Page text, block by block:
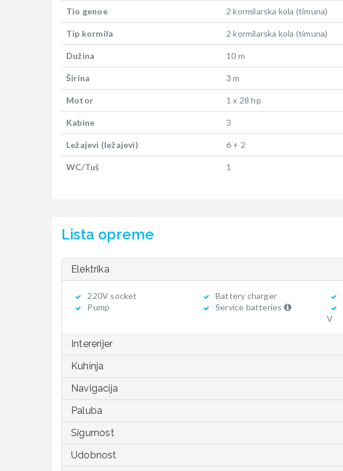
Tio genoe 2 kormilarska kola (timuna)
Tip kormila 2 kormilarska kola (timuna)
Dužina 10 m
Širina 3 m
Motor 1 x 28 hp
Kabine 3
Ležajevi (ležajevi) 6 + 2
WC/Tuš 1
Lista opreme
Elektrika
220V socket Battery charger
Pump
Service batteries
V
Intererijer
Kuhinja
Navigacija
Paluba
Sigurnost
Udobnost